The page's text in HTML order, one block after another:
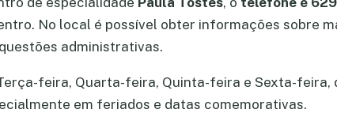
No local é possível obter informações sobre
administrativas.
feira, Quarta-feira, Quinta-feira e Sexta-feira,
em feriados e datas comemorativas.